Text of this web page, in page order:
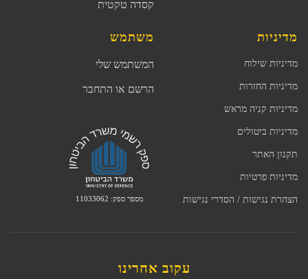
קסדה טקטית
מדיניות
מדיניות שילוח
מדיניות החזרות
מדיניות קניה מראש
מדיניות ביטולים
תקנון האתר
מדיניות פרטיות
הצהרת נגישות / הסדרי נגישות
משתמש
המשתמש שלי
הרשם או התחבר
מספר ספק: 11033062
עקוב אחרינו